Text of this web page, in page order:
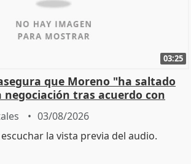
03:25
que Moreno "ha saltado
negociación tras acuerdo con
03/08/2026